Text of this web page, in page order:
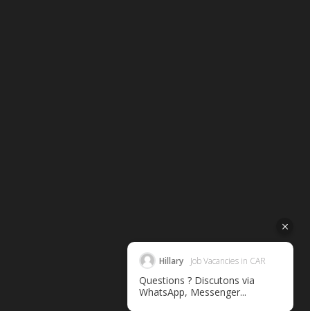
Hillary Job Vacancies in CAR
Questions ? Discutons via
WhatsApp, Messenger...